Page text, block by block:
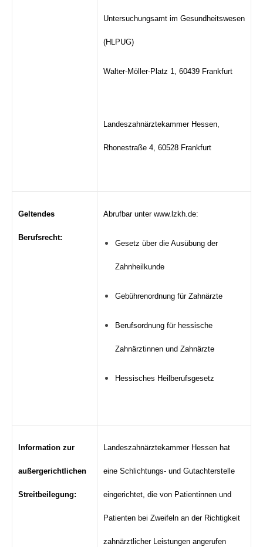
Untersuchungsamt im Gesundheitswesen
(HLPUG)
Walter-Möller-Platz 1, 60439 Frankfurt
Landeszahnärztekammer Hessen,
Rhonestraße 4, 60528 Frankfurt
Geltendes
Berufsrecht:
Abrufbar unter www.lzkh.de:
Gesetz über die Ausübung der
Zahnheilkunde
Gebührenordnung für Zahnärzte
Berufsordnung für hessische
Zahnärztinnen und Zahnärzte
Hessisches Heilberufsgesetz
Information zur
außergerichtlichen
Streitbeilegung:
Landeszahnärztekammer Hessen hat
eine Schlichtungs- und Gutachterstelle
eingerichtet, die von Patientinnen und
Patienten bei Zweifeln an der Richtigkeit
zahnärztlicher Leistungen angerufen